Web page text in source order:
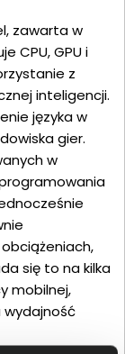
zawarta w
CPU, GPU i
z
inteligencji.
języka w
gier.
w
się to na kilka
mobilnej,
wydajność